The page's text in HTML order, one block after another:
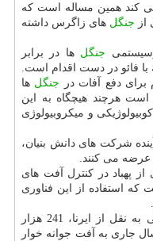
كند همین مساله است كه
جنگل های زاگرس داشته
جنگل ها در برابر
فائو در دست اقدام است.
دفع آفات در جنگل ها
هرچند هیچگاه به این
و میكروبیولوژی
شركت های دانش بنیان،
عرضه می كنند.
پهباد در كنترل آفت های
استفاده از این فناوری
حیوان خانگی به نقل از ایرنا، 241 هزار
جاری به آفت جوانه خوار